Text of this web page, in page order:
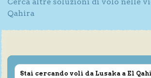
Qahira
Stai cercando voli da Lusaka a El